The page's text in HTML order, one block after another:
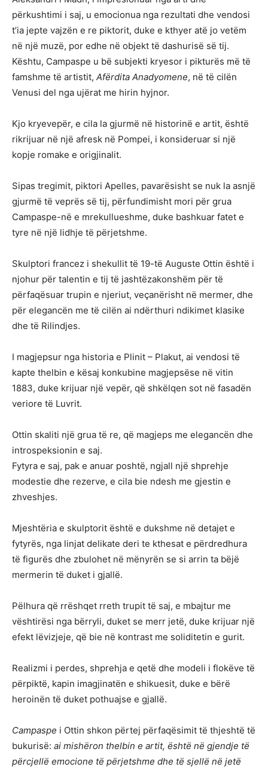
përkushtimi i saj, u emocionua nga rezultati dhe vendosi
t’ia jepte vajzën e re piktorit, duke e kthyer atë jo vetëm
në një muzë, por edhe në objekt të dashurisë së tij.
Kështu, Campaspe u bë subjekti kryesor i pikturës më të
famshme të artistit, Afërdita Anadyomene, në të cilën
Venusi del nga ujërat me hirin hyjnor.
Kjo kryevepër, e cila la gjurmë në historinë e artit, është
rikrijuar në një afresk në Pompei, i konsideruar si një
kopje romake e origjinalit.
Sipas tregimit, piktori Apelles, pavarësisht se nuk la asnjë
gjurmë të veprës së tij, përfundimisht mori për grua
Campaspe-në e mrekullueshme, duke bashkuar fatet e
tyre në një lidhje të përjetshme.
Skulptori francez i shekullit të 19-të Auguste Ottin është i
njohur për talentin e tij të jashtëzakonshëm për të
përfaqësuar trupin e njeriut, veçanërisht në mermer, dhe
për elegancën me të cilën ai ndërthuri ndikimet klasike
dhe të Rilindjes.
I magjepsur nga historia e Plinit – Plakut, ai vendosi të
kapte thelbin e kësaj konkubine magjepsëse në vitin
1883, duke krijuar një vepër, që shkëlqen sot në fasadën
veriore të Luvrit.
Ottin skaliti një grua të re, që magjeps me elegancën dhe
introspeksionin e saj.
Fytyra e saj, pak e anuar poshtë, ngjall një shprehje
modestie dhe rezerve, e cila bie ndesh me gjestin e
zhveshjes.
Mjeshtëria e skulptorit është e dukshme në detajet e
fytyrës, nga linjat delikate deri te kthesat e përdredhura
të figurës dhe zbulohet në mënyrën se si arrin ta bëjë
mermerin të duket i gjallë.
Pëlhura që rrëshqet rreth trupit të saj, e mbajtur me
vështirësi nga bërryli, duket se merr jetë, duke krijuar një
efekt lëvizjeje, që bie në kontrast me soliditetin e gurit.
Realizmi i perdes, shprehja e qetë dhe modeli i flokëve të
përpiktë, kapin imagjinatën e shikuesit, duke e bërë
heroinën të duket pothuajse e gjallë.
Campaspe i Ottin shkon përtej përfaqësimit të thjeshtë të
bukurisë: ai mishëron thelbin e artit, është në gjendje të
përcjellë emocione të përjetshme dhe të sjellë në jetë